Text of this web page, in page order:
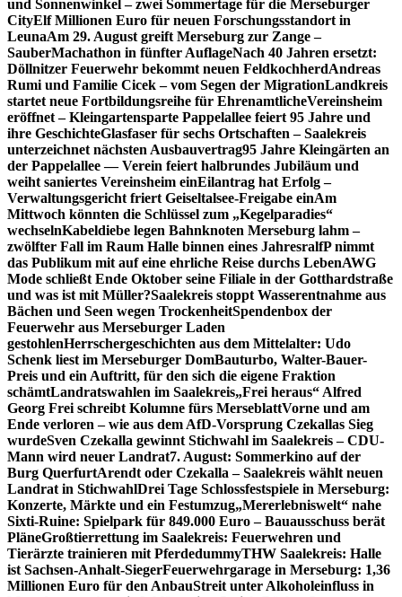
und Sonnenwinkel – zwei Sommertage für die Merseburger
CityElf Millionen Euro für neuen Forschungsstandort in
LeunaAm 29. August greift Merseburg zur Zange –
SauberMachathon in fünfter AuflageNach 40 Jahren ersetzt:
Döllnitzer Feuerwehr bekommt neuen FeldkochherdAndreas
Rumi und Familie Cicek – vom Segen der MigrationLandkreis
startet neue Fortbildungsreihe für EhrenamtlicheVereinsheim
eröffnet – Kleingartensparte Pappelallee feiert 95 Jahre und
ihre GeschichteGlasfaser für sechs Ortschaften – Saalekreis
unterzeichnet nächsten Ausbauvertrag95 Jahre Kleingärten an
der Pappelallee — Verein feiert halbrundes Jubiläum und
weiht saniertes Vereinsheim einEilantrag hat Erfolg –
Verwaltungsgericht friert Geiseltalsee-Freigabe einAm
Mittwoch könnten die Schlüssel zum „Kegelparadies“
wechselnKabeldiebe legen Bahnknoten Merseburg lahm –
zwölfter Fall im Raum Halle binnen eines JahresralfP nimmt
das Publikum mit auf eine ehrliche Reise durchs LebenAWG
Mode schließt Ende Oktober seine Filiale in der Gotthardstraße
und was ist mit Müller?Saalekreis stoppt Wasserentnahme aus
Bächen und Seen wegen TrockenheitSpendenbox der
Feuerwehr aus Merseburger Laden
gestohlenHerrschergeschichten aus dem Mittelalter: Udo
Schenk liest im Merseburger DomBauturbo, Walter-Bauer-
Preis und ein Auftritt, für den sich die eigene Fraktion
schämtLandratswahlen im Saalekreis„Frei heraus“ Alfred
Georg Frei schreibt Kolumne fürs MerseblattVorne und am
Ende verloren – wie aus dem AfD-Vorsprung Czekallas Sieg
wurdeSven Czekalla gewinnt Stichwahl im Saalekreis – CDU-
Mann wird neuer Landrat7. August: Sommerkino auf der
Burg QuerfurtArendt oder Czekalla – Saalekreis wählt neuen
Landrat in StichwahlDrei Tage Schlossfestspiele in Merseburg:
Konzerte, Märkte und ein Festumzug„Mererlebniswelt“ nahe
Sixti-Ruine: Spielpark für 849.000 Euro – Bauausschuss berät
PläneGroßtierrettung im Saalekreis: Feuerwehren und
Tierärzte trainieren mit PferdedummyTHW Saalekreis: Halle
ist Sachsen-Anhalt-SiegerFeuerwehrgarage in Merseburg: 1,36
Millionen Euro für den AnbauStreit unter Alkoholeinfluss in